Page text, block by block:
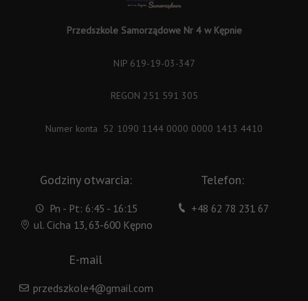
Przedszkole Samorządowe Nr 4 w Kępnie
NIP 619-19-03-347
REGON 251 591 305
Numer konta 52 1090 1144 0000 0000 1413 4410
Godziny otwarcia:
Pn - Pt: 6:45 - 16:15
ul. Cicha 13, 63-600 Kępno
Telefon:
+48 62 78 231 67
E-mail
przedszkole4@gmail.com